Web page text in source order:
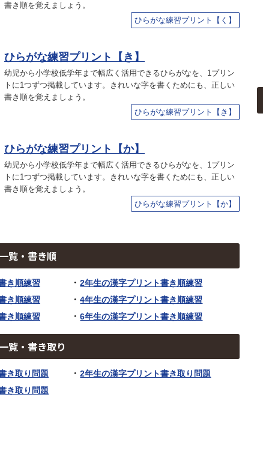
書き順を覚えましょう。
ひらがな練習プリント【く】
ひらがな練習プリント【き】
幼児から小学校低学年まで幅広く活用できるひらがなを、1プリン
トに1つずつ掲載しています。きれいな字を書くためにも、正しい
書き順を覚えましょう。
ひらがな練習プリント【き】
ひらがな練習プリント【か】
幼児から小学校低学年まで幅広く活用できるひらがなを、1プリン
トに1つずつ掲載しています。きれいな字を書くためにも、正しい
書き順を覚えましょう。
ひらがな練習プリント【か】
覧・書き順
き順練習
2年生の漢字プリント書き順練習
き順練習
4年生の漢字プリント書き順練習
き順練習
6年生の漢字プリント書き順練習
覧・書き取り
き取り問題
2年生の漢字プリント書き取り問題
き取り問題